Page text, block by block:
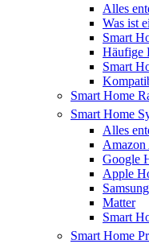
Alles
Was ist
Smart
Häufige
Smart
Smart Home
Smart Home
Alles
Amazon
Google
Apple
Matter
Smart
Smart Home